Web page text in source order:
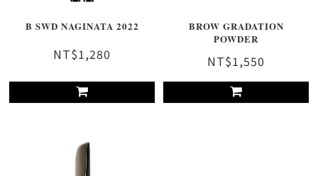
B SWD NAGINATA 2022
NT$1,280
BROW GRADATION
POWDER
NT$1,550